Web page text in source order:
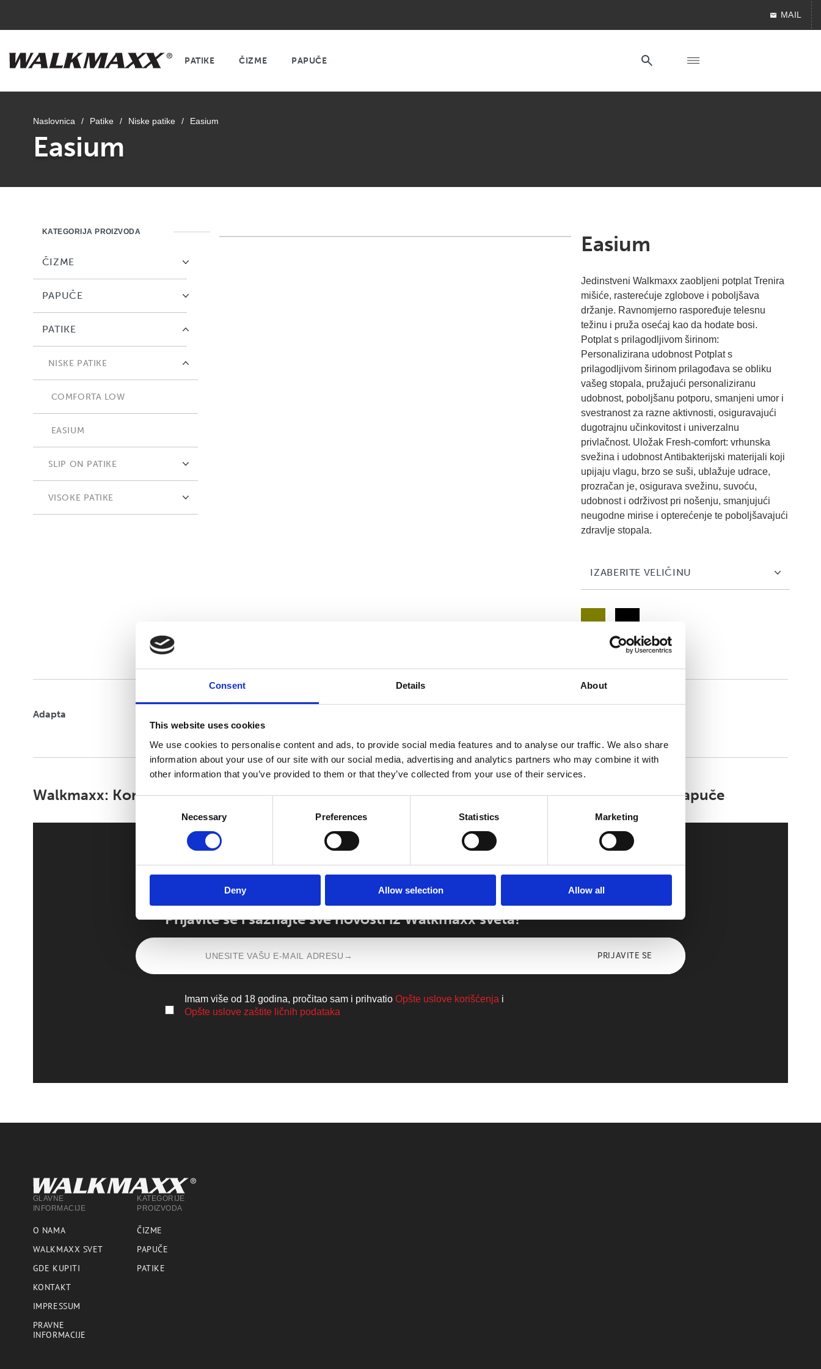
Consent Details About
This website uses cookies
We use cookies to personalise content and ads, to provide social media features and to analyse our traffic. We also share
information about your use of our site with our social media, advertising and analytics partners who may combine it with
other information that you’ve provided to them or that they’ve collected from your use of their services.
Necessary Preferences Statistics Marketing
Deny Allow selection Allow all
MAIL
PATIKE ČIZME PAPUČE
Naslovnica / Patike / Niske patike / Easium
Easium
KATEGORIJA PROIZVODA
ČIZME
PAPUČE
PATIKE
NISKE PATIKE
COMFORTA LOW
EASIUM
SLIP ON PATIKE
ADAPTA
VISOKE PATIKE
Easium
Jedinstveni Walkmaxx zaobljeni potplat Trenira
mišiće, rasterećuje zglobove i poboljšava
držanje. Ravnomjerno raspoređuje telesnu
težinu i pruža osećaj kao da hodate bosi.
Potplat s prilagodljivom širinom:
Personalizirana udobnost Potplat s
prilagodljivom širinom prilagođava se obliku
vašeg stopala, pružajući personaliziranu
udobnost, poboljšanu potporu, smanjeni umor i
svestranost za razne aktivnosti, osiguravajući
dugotrajnu učinkovitost i univerzalnu
privlačnost. Uložak Fresh-comfort: vrhunska
svežina i udobnost Antibakterijski materijali koji
upijaju vlagu, brzo se suši, ublažuje udrace,
prozračan je, osigurava svežinu, suvoću,
udobnost i održivost pri nošenju, smanjujući
neugodne mirise i opterećenje te poboljšavajući
zdravlje stopala.
IZABERITE VELIČINU
Adapta
Walkmaxx: Korak bliže zdravlju, bez obzira na sezonu Walkmaxx Slipster Papuče
Prijavite se i saznajte sve novosti iz Walkmaxx sveta!
PRIJAVITE SE
Imam više od 18 godina, pročitao sam i prihvatio Opšte uslove korišćenja i
Opšte uslove zaštite ličnih podataka
GLAVNE
INFORMACIJE
O NAMA
WALKMAXX SVET
GDE KUPITI
KONTAKT
IMPRESSUM
PRAVNE
INFORMACIJE
KATEGORIJE
PROIZVODA
ČIZME
PAPUČE
PATIKE